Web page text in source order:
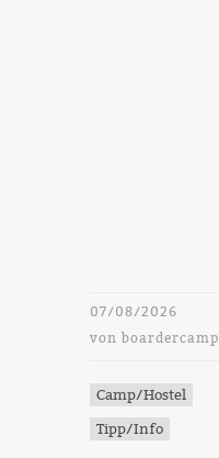
07/08/2026
von boardercamp
Camp/Hostel
Tipp/Info